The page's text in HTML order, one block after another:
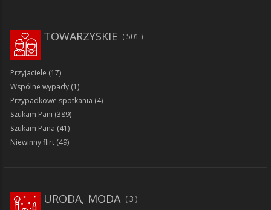
TOWARZYSKIE 501
Przyjaciele (17)
Wspólne wypady (1)
Przypadkowe spotkania (4)
Szukam Pani (389)
Szukam Pana (41)
Niewinny flirt (49)
URODA, MODA 3